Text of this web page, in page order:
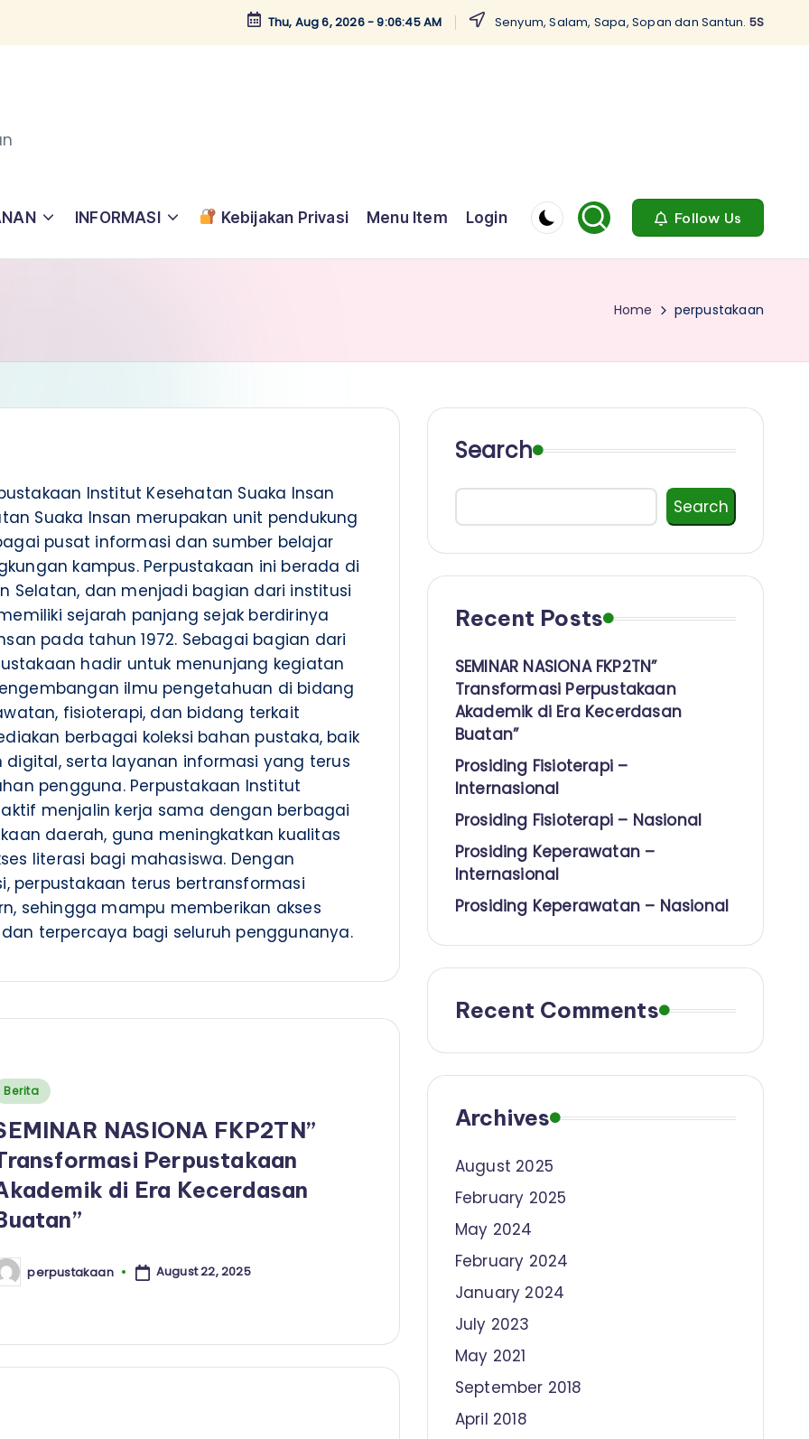
Thu, Aug 6, 2026-9:06:46 AM Senyum, Salam, Sapa, Sopan dan Santun. 5S
INFORMASI Kebijakan Privasi Menu Item Login Follow Us
Home perpustakaan
Institut Kesehatan Suaka Insan
Suaka Insan merupakan unit pendukung
pusat informasi dan sumber belajar
kampus. Perpustakaan ini berada di
Selatan, dan menjadi bagian dari institusi
sejarah panjang sejak berdirinya
pada tahun 1972. Sebagai bagian dari
hadir untuk menunjang kegiatan
ilmu pengetahuan di bidang
fisioterapi, dan bidang terkait
berbagai koleksi bahan pustaka, baik
serta layanan informasi yang terus
pengguna. Perpustakaan Institut
menjalin kerja sama dengan berbagai
daerah, guna meningkatkan kualitas
literasi bagi mahasiswa. Dengan
perpustakaan terus bertransformasi
sehingga mampu memberikan akses
terpercaya bagi seluruh penggunanya.
Berita
NASIONA FKP2TN”
Perpustakaan
di Era Kecerdasan
perpustakaan August 22, 2025
Search
Search
Recent Posts
SEMINAR NASIONA FKP2TN”
Transformasi Perpustakaan
Akademik di Era Kecerdasan
Buatan”
Prosiding Fisioterapi –
Internasional
Prosiding Fisioterapi – Nasional
Prosiding Keperawatan –
Internasional
Prosiding Keperawatan – Nasional
Recent Comments
Archives
August 2025
February 2025
May 2024
February 2024
January 2024
July 2023
May 2021
September 2018
April 2018